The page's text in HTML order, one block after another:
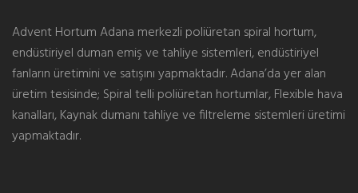
Advent Hortum Adana merkezli poliüretan spiral hortum,
endüstiriyel duman emiş ve tahliye sistemleri, endüstiriyel
fanların üretimini ve satışını yapmaktadır. Adana’da yer alan
üretim tesisinde; Spiral telli poliüretan hortumlar, Flexible hava
kanalları, Kaynak dumanı tahliye ve filtreleme sistemleri üretimi
yapmaktadır.